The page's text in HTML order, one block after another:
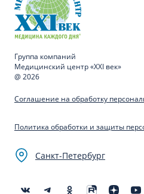
Группа компаний
Медицинский центр «XXI век»
@ 2026
Соглашение на обработку
Политика обработки и защиты
Санкт-Петербург